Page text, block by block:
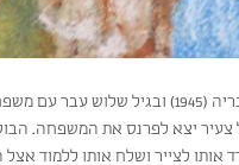
חסן טואפרה נולד בטבריה (1945) ובגיל שלוש עבר עם
צעיר יצא לפרנס את המשפחה.
אותו לצייר ושלח אותו ללמוד אצל